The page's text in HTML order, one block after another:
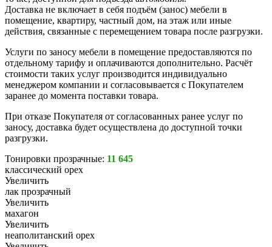
Доставка не включает в себя подъём (занос) мебели в
помещение, квартиру, частный дом, на этаж или иные
действия, связанные с перемещением товара после разгрузки.
Услуги по заносу мебели в помещение предоставляются по
отдельному тарифу и оплачиваются дополнительно. Расчёт
стоимости таких услуг производится индивидуально
менеджером компании и согласовывается с Покупателем
заранее до момента поставки товара.
При отказе Покупателя от согласованных ранее услуг по
заносу, доставка будет осуществлена до доступной точки
разгрузки.
Тонировки прозрачные: 11 645
классический орех
Увеличить
лак прозрачный
Увеличить
махагон
Увеличить
неаполитанский орех